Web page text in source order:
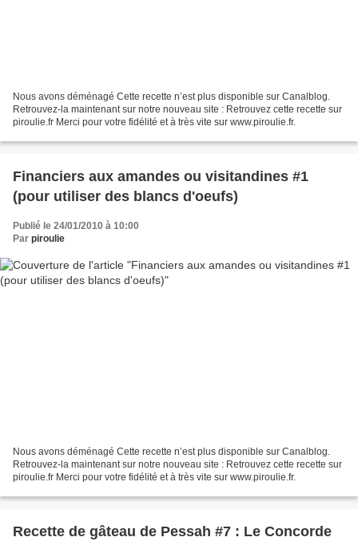
Nous avons déménagé Cette recette n’est plus disponible sur Canalblog.
Retrouvez-la maintenant sur notre nouveau site : Retrouvez cette recette sur
piroulie.fr Merci pour votre fidélité et à très vite sur www.piroulie.fr.
Financiers aux amandes ou visitandines #1
(pour utiliser des blancs d'oeufs)
Publié le 24/01/2010 à 10:00
Par piroulie
Nous avons déménagé Cette recette n’est plus disponible sur Canalblog.
Retrouvez-la maintenant sur notre nouveau site : Retrouvez cette recette sur
piroulie.fr Merci pour votre fidélité et à très vite sur www.piroulie.fr.
Recette de gâteau de Pessah #7 : Le Concorde